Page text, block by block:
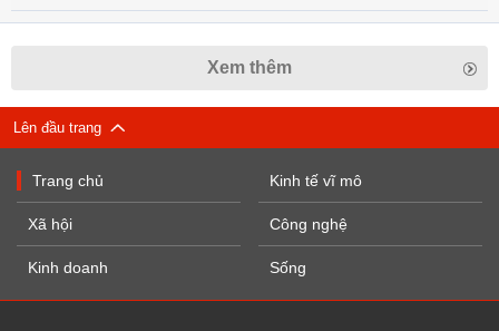
Xem thêm
Lên đầu trang
Trang chủ
Xã hội
Kinh doanh
Kinh tế vĩ mô
Công nghệ
Sống